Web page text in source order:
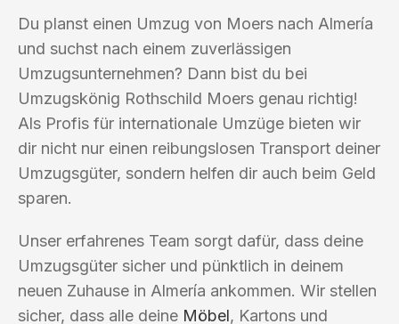
Du planst einen Umzug von Moers nach Almería
und suchst nach einem zuverlässigen
Umzugsunternehmen? Dann bist du bei
Umzugskönig Rothschild Moers genau richtig!
Als Profis für internationale Umzüge bieten wir
dir nicht nur einen reibungslosen Transport deiner
Umzugsgüter, sondern helfen dir auch beim Geld
sparen.
Unser erfahrenes Team sorgt dafür, dass deine
Umzugsgüter sicher und pünktlich in deinem
neuen Zuhause in Almería ankommen. Wir stellen
sicher, dass alle deine Möbel, Kartons und